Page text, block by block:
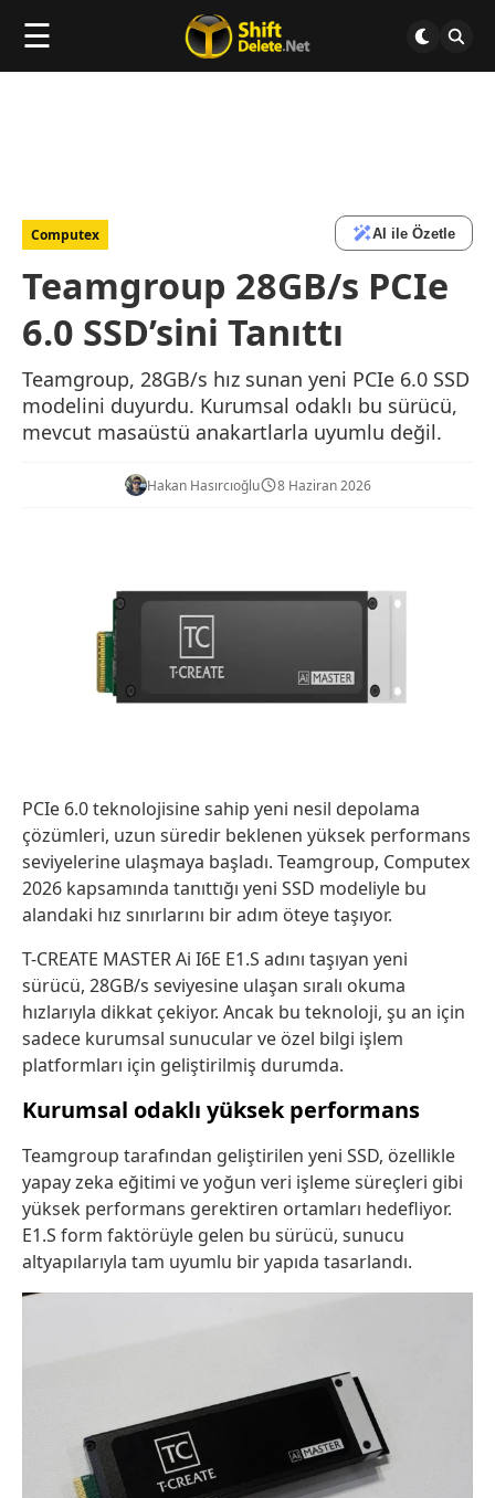
☰
Computex AI ile Özetle
Teamgroup 28GB/s PCIe
6.0 SSD’sini Tanıttı
Teamgroup, 28GB/s hız sunan yeni PCIe 6.0 SSD
modelini duyurdu. Kurumsal odaklı bu sürücü,
mevcut masaüstü anakartlarla uyumlu değil.
Hakan Hasırcıoğlu 8 Haziran 2026
PCIe 6.0 teknolojisine sahip yeni nesil depolama
çözümleri, uzun süredir beklenen yüksek performans
seviyelerine ulaşmaya başladı. Teamgroup, Computex
2026 kapsamında tanıttığı yeni SSD modeliyle bu
alandaki hız sınırlarını bir adım öteye taşıyor.
T-CREATE MASTER Ai I6E E1.S adını taşıyan yeni
sürücü, 28GB/s seviyesine ulaşan sıralı okuma
hızlarıyla dikkat çekiyor. Ancak bu teknoloji, şu an için
sadece kurumsal sunucular ve özel bilgi işlem
platformları için geliştirilmiş durumda.
Kurumsal odaklı yüksek performans
Teamgroup tarafından geliştirilen yeni SSD, özellikle
yapay zeka eğitimi ve yoğun veri işleme süreçleri gibi
yüksek performans gerektiren ortamları hedefliyor.
E1.S form faktörüyle gelen bu sürücü, sunucu
altyapılarıyla tam uyumlu bir yapıda tasarlandı.